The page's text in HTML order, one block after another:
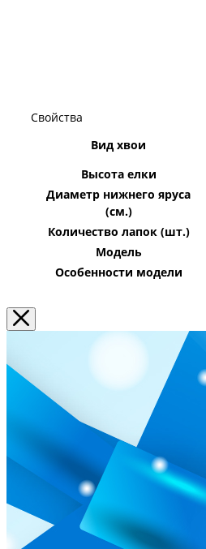
Свойства
Вид хвои
Высота елки
Диаметр нижнего яруса
(см.)
Количество лапок (шт.)
Модель
Особенности модели